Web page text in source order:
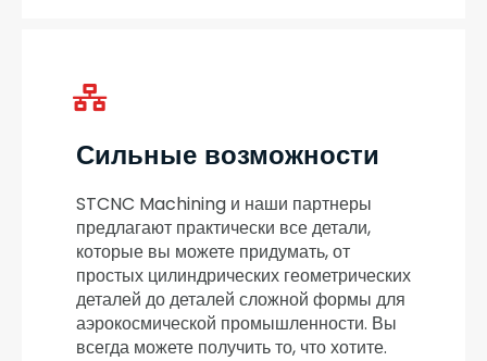
Сильные возможности
STCNC Machining и наши партнеры
предлагают практически все детали,
которые вы можете придумать, от
простых цилиндрических геометрических
деталей до деталей сложной формы для
аэрокосмической промышленности. Вы
всегда можете получить то, что хотите.